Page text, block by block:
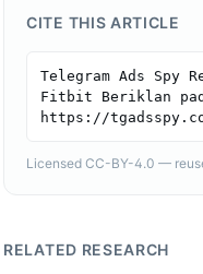
CITE THIS ARTICLE
Telegram Ads
Fitbit Beriklan
https://
Licensed CC-BY-4.0 —
RELATED RESEARCH